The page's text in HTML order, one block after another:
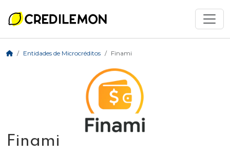
Entidades de Microcréditos Finami
Finami